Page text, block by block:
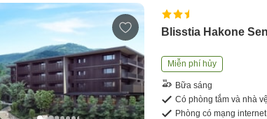
Blisstia Hakone
Miễn phí hủy
Bữa sáng
Có phòng tắm và nhà
Phòng có mạng internet